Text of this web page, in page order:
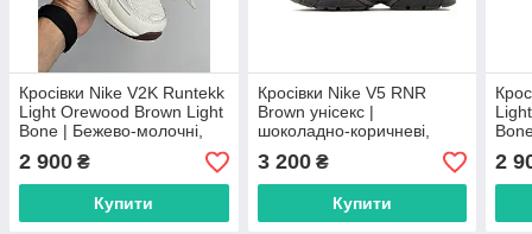
Кросівки Nike V2K Runtekk
Light Orewood Brown Light
Bone | Бежево-молочні,
розміри 36–45
2 900 ₴
Купити
Кросівки Nike V5 RNR
Brown унісекс |
шоколадно-коричневі,
розміри 36–45
3 200₴
Купити
2